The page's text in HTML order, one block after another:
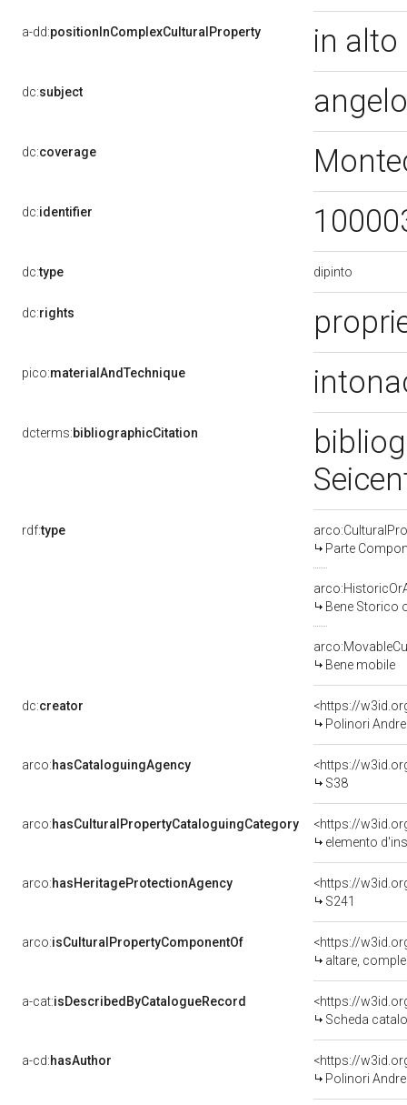
a-dd:positionInComplexCulturalProperty in
dc:subject
dc:coverage
dc:identifier
dc:type dipinto
dc:rights
pico:materialAndTechnique
dcterms:bibliographicCitation
rdf:type
Parte
Bene Storico
Bene mobile
dc:creator
<https://
Polinori
arco:hasCataloguingAgency
<https://
S38
arco:hasCulturalPropertyCataloguingCategory
<https://
elemento
arco:hasHeritageProtectionAgency
<https://
S241
arco:isCulturalPropertyComponentOf
<https://
altare,
a-cat:isDescribedByCatalogueRecord
<https://
Scheda
a-cd:hasAuthor
<https://
Polinori